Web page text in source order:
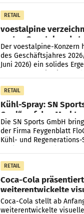
RETAIL
voestalpine
erstes Quartal und
Der voestalpine-Konzern
des Geschäftsjahres
Juni 2026) ein solides
RETAIL
Kühl-Spray: SN
Cool“ auf den Markt
Die SN Sports GmbH
der Firma Feygenblatt
Kühl- und
RETAIL
Coca-Cola präsentiert
weiterentwickelte
Markenidentität
Coca-Cola stellt ab
weiterentwickelte